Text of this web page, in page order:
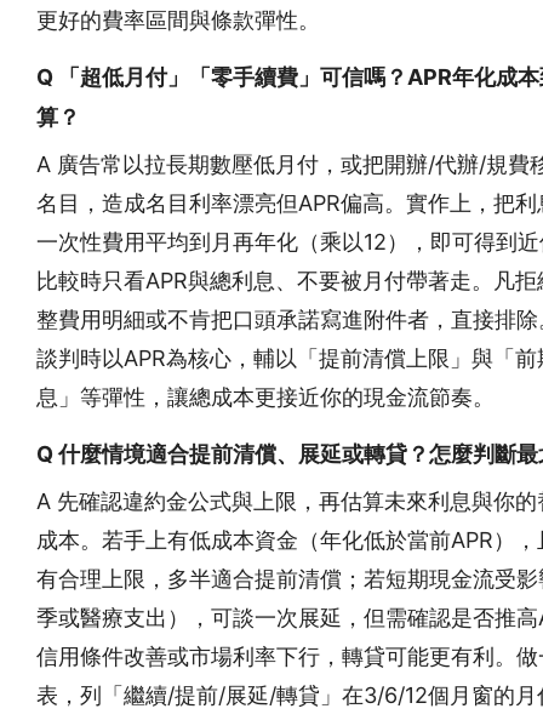
更好的費率區間與條款彈性。
Q 「超低月付」「零手續費」可信嗎？APR年化成
算？
A 廣告常以拉長期數壓低月付，或把開辦/代辦/規費
名目，造成名目利率漂亮但APR偏高。實作上，把
一次性費用平均到月再年化（乘以12），即可得到
比較時只看APR與總利息、不要被月付帶著走。凡
整費用明細或不肯把口頭承諾寫進附件者，直接排
談判時以APR為核心，輔以「提前清償上限」與「前
息」等彈性，讓總成本更接近你的現金流節奏。
Q 什麼情境適合提前清償、展延或轉貸？怎麼判斷
A 先確認違約金公式與上限，再估算未來利息與你
成本。若手上有低成本資金（年化低於當前APR）
有合理上限，多半適合提前清償；若短期現金流受
季或醫療支出），可談一次展延，但需確認是否推高
信用條件改善或市場利率下行，轉貸可能更有利。
表，列「繼續/提前/展延/轉貸」在3/6/12個月窗的月